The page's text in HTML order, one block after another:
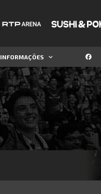
INFORMAÇÕES